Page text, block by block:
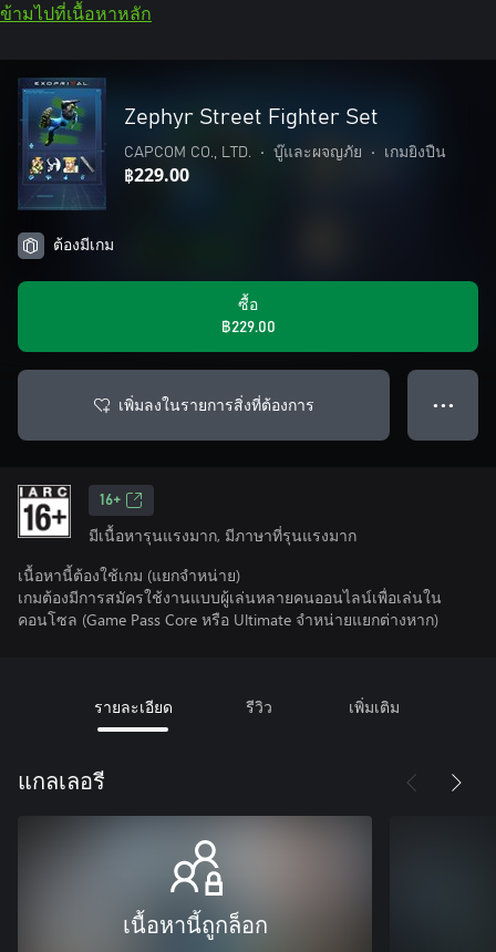
ข้ามไปที่เนื้อหาหลัก
Zephyr Street Fighter Set
CAPCOM CO., LTD. • บู๊และผจญภัย • เกมยิงปืน
฿229.00
ต้องมีเกม
ซื้อ
฿229.00
เพิ่มลงในรายการสิ่งที่ต้องการ ● ● ●
16+
มีเนื้อหารุนแรงมาก, มีภาษาที่รุนแรงมาก
เนื้อหานี้ต้องใช้เกม (แยกจำหน่าย)
เกมต้องมีการสมัครใช้งานแบบผู้เล่นหลายคนออนไลน์เพื่อเล่นใน
คอนโซล (Game Pass Core หรือ Ultimate จําหน่ายแยกต่างหาก)
รายละเอียด รีวิว เพิ่มเติม
แกลเลอรี
เนื้อหานี้ถูกล็อก